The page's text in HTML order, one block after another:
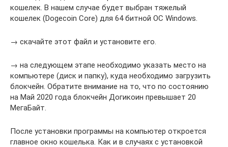
кошелек. В нашем случае будет выбран тяжелый
кошелек (Dogecoin Core) для 64 битной ОС Windows.
→ скачайте этот файл и установите его.
→ на следующем этапе необходимо указать место на
компьютере (диск и папку), куда необходимо загрузить
блокчейн. Обратите внимание на то, что по состоянию
на Май 2020 года блокчейн Догикоин превышает 20
МегаБайт.
После установки программы на компьютер откроется
главное окно кошелька. Как и в случаях с установкой